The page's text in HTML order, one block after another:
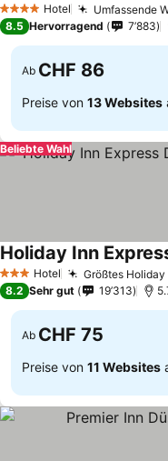
4 Sterne Hotel Umfassende
8.5 Hervorragend 7’883
Ab CHF 86
Preise von 13 Websites
Beliebte Wahl
3 SterneHotel Größtes Holiday
8.2 Sehr gut 19’313
Ab CHF 75
Preise von 11 Websites